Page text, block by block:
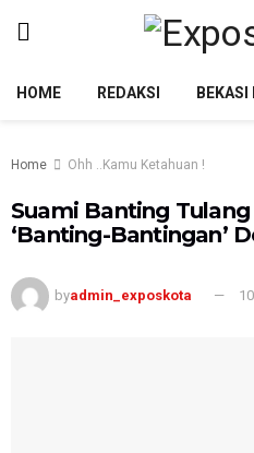
HOME REDAKSI BEKASI
Home Ohh ..Kamu Ketahuan !
Suami Banting
‘Banting-Bantingan’
byadmin_exposkota